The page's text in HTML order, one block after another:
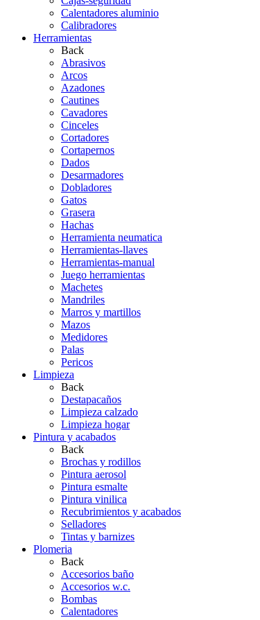
Calentadores aluminio
Calibradores
Herramientas
Back
Abrasivos
Arcos
Azadones
Cautines
Cavadores
Cinceles
Cortadores
Cortapernos
Dados
Desarmadores
Dobladores
Gatos
Grasera
Hachas
Herramienta neumatica
Herramientas-llaves
Herramientas-manual
Juego herramientas
Machetes
Mandriles
Marros y martillos
Mazos
Medidores
Palas
Pericos
Limpieza
Back
Destapacaños
Limpieza calzado
Limpieza hogar
Pintura y acabados
Back
Brochas y rodillos
Pintura aerosol
Pintura esmalte
Pintura vinilica
Recubrimientos y acabados
Selladores
Tintas y barnizes
Plomeria
Back
Accesorios baño
Accesorios w.c.
Bombas
Calentadores